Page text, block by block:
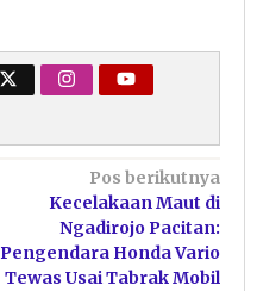
Pos berikutnya
Kecelakaan Maut di
Ngadirojo Pacitan:
Pengendara Honda Vario
Tewas Usai Tabrak Mobil